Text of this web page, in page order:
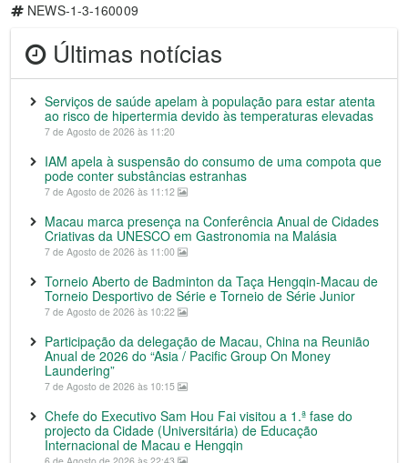
NEWS-1-3-160009
Últimas notícias
Serviços de saúde apelam à população para estar atenta
ao risco de hipertermia devido às temperaturas elevadas
7 de Agosto de 2026 às 11:20
IAM apela à suspensão do consumo de uma compota que
pode conter substâncias estranhas
7 de Agosto de 2026 às 11:12
Macau marca presença na Conferência Anual de Cidades
Criativas da UNESCO em Gastronomia na Malásia
7 de Agosto de 2026 às 11:00
Torneio Aberto de Badminton da Taça Hengqin-Macau de
Torneio Desportivo de Série e Torneio de Série Junior
7 de Agosto de 2026 às 10:22
Participação da delegação de Macau, China na Reunião
Anual de 2026 do “Asia / Pacific Group On Money
Laundering”
7 de Agosto de 2026 às 10:15
Chefe do Executivo Sam Hou Fai visitou a 1.ª fase do
projecto da Cidade (Universitária) de Educação
Internacional de Macau e Hengqin